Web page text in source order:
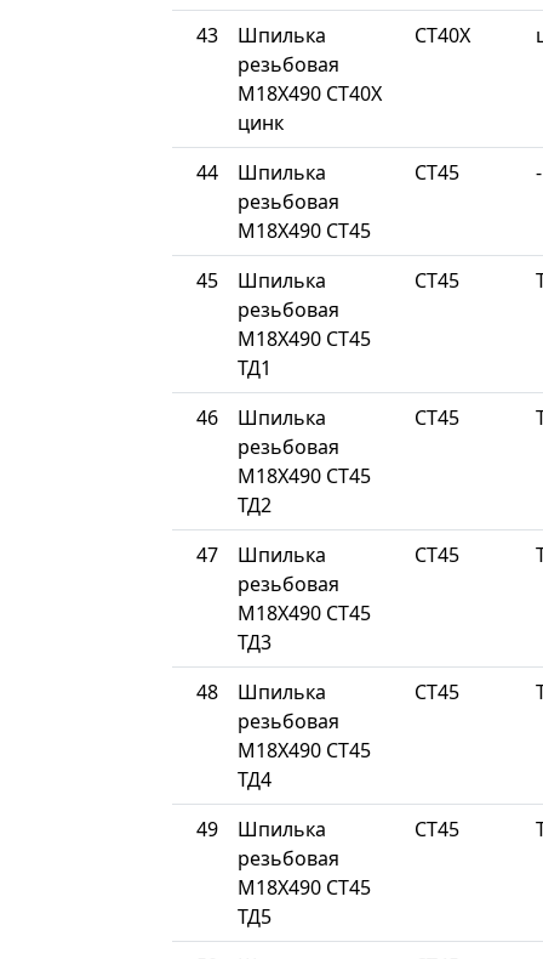
43
Шпилька
резьбовая
М18Х490 СТ40Х
цинк
СТ40Х
44
Шпилька
резьбовая
М18Х490 СТ45
СТ45 -
45
Шпилька
резьбовая
М18Х490 СТ45
ТД1
СТ45
46
Шпилька
резьбовая
М18Х490 СТ45
ТД2
СТ45
47
Шпилька
резьбовая
М18Х490 СТ45
ТД3
СТ45
48
Шпилька
резьбовая
М18Х490 СТ45
ТД4
СТ45
49
Шпилька
резьбовая
М18Х490 СТ45
ТД5
СТ45